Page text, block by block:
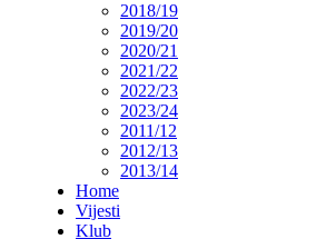
2018/19
2019/20
2020/21
2021/22
2022/23
2023/24
2011/12
2012/13
2013/14
Home
Vijesti
Klub